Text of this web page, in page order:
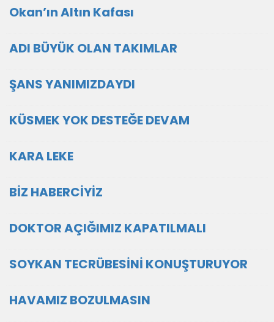
Okan’ın Altın Kafası
ADI BÜYÜK OLAN TAKIMLAR
ŞANS YANIMIZDAYDI
KÜSMEK YOK DESTEĞE DEVAM
KARA LEKE
BİZ HABERCİYİZ
DOKTOR AÇIĞIMIZ KAPATILMALI
SOYKAN TECRÜBESİNİ KONUŞTURUYOR
HAVAMIZ BOZULMASIN